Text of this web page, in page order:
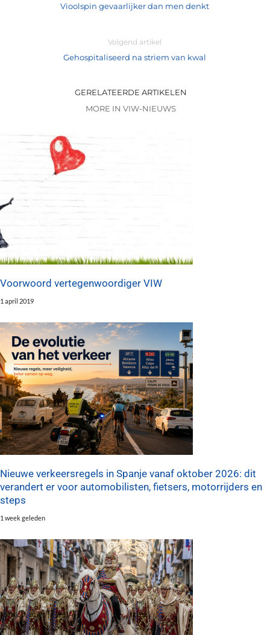
Vioolspin gevaarlijker dan men denkt
Volgend artikel
Gehospitaliseerd na striem van kwal
GERELATEERDE ARTIKELEN
MORE IN VIW-NIEUWS
Voorwoord vertegenwoordiger VIW
1 april 2019
Nieuwe verkeersregels in Spanje vanaf oktober 2026: dit
verandert er voor automobilisten, fietsers, motorrijders en
steps
1 week geleden